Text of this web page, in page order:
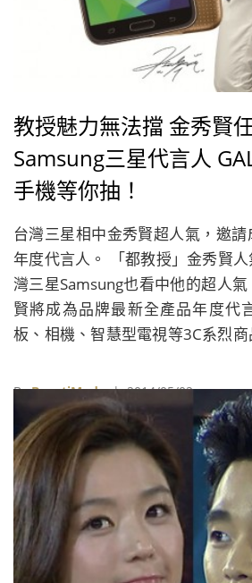
教授魅力無法擋 金秀賢
Samsung三星代言人
手機等你抽！
台灣三星相中金秀賢超人氣，邀
年度代言人。 「都教授」金秀賢
灣三星Samsung也看中他的超人
賢將成為品牌最新全產品年度代
板、相機、智慧型電視等3C系烈
理余倩梅表示：「金秀賢在《來
現出的簡約風格和高貴氣質，與三
特質高度契合，因此特別選擇他
人。」另外，她也提及這是台灣
Infinite後，第三度與當紅韓星合作
ByBeautiMode| 2014/05/02